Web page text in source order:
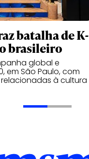
batalha de K-
brasileiro
global e
em São Paulo, com
à cultura